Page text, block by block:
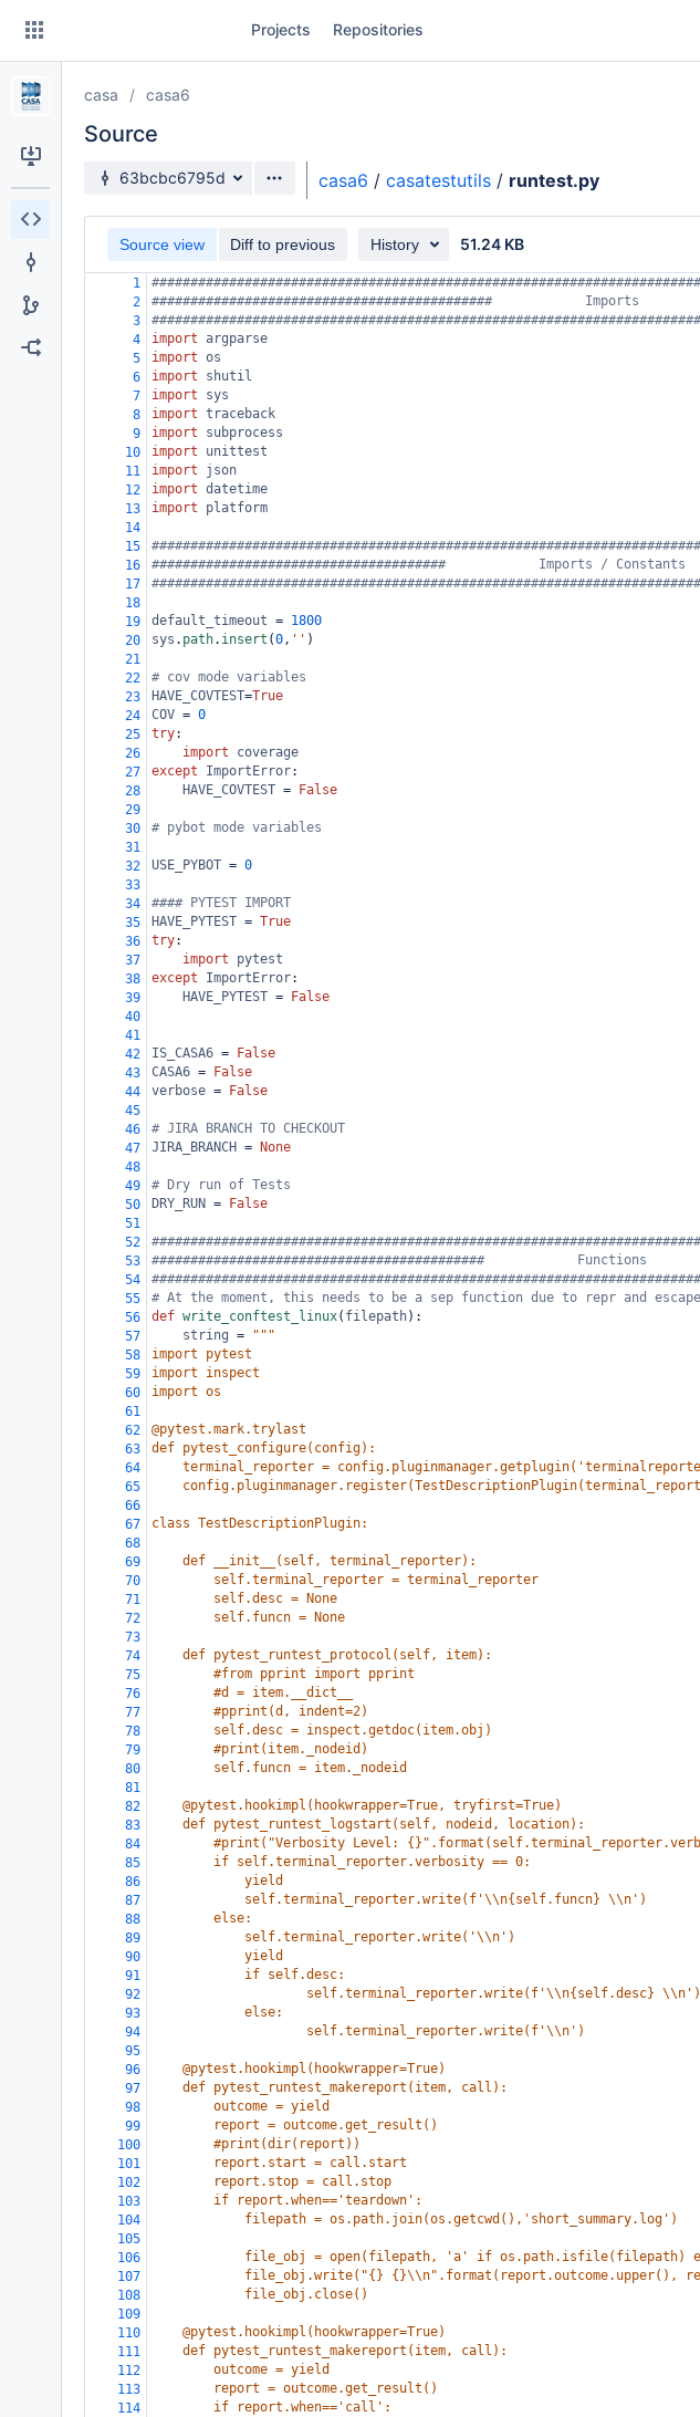
Skip
content
Projects Repositories
casa casa6
Source
Source branch
63bcbc6795d casa6 / casatestutils / runtest.py
Source view Diff to previous History 51.24 KB
1
2
############################################            Imports
3
4
import argparse
5
import os
6
import
shutil
7
import
sys
8
import traceback
9
import
subprocess
10
import
unittest
11
import
json
12
import datetime
13
import
platform
14
15
16
######################################            Imports / Constants
17
18
19
default_timeout = 1800
20
sys . path. insert (0, '' )
21
22
# cov mode variables
23
HAVE_COVTEST=True
24
COV = 0
25
try:
26
import
coverage
27
except ImportError:
28
HAVE_COVTEST =
False
29
30
# pybot mode variables
31
32
USE_PYBOT = 0
33
34
#### PYTEST IMPORT
35
HAVE_PYTEST = True
36
try:
37
import
pytest
38
except ImportError:
39
HAVE_PYTEST =
False
40
41
42
IS_CASA6 =
False
43
CASA6 =
False
44
verbose =
False
45
46
# JIRA BRANCH TO CHECKOUT
47
JIRA_BRANCH =
None
48
49
# Dry run of Tests
50
DRY_RUN =
False
51
52
53
###########################################            Functions
54
55
# At the moment, this needs to be a sep function due to repr and
56
def write_conftest_linux( filepath):
57
string =
"""
58
import pytest
59
import inspect
60
import os
61
62
@pytest.mark.trylast
63
def pytest_configure(config):
64
terminal_reporter =
65
66
67
class TestDescriptionPlugin:
68
69
    def __init__(self, terminal_reporter):
70
        self.terminal_reporter = terminal_reporter
71
        self.desc = None
72
        self.funcn = None
73
74
    def pytest_runtest_protocol(self, item):
75
        #from pprint import pprint
76
        #d = item.__dict__
77
        #pprint(d, indent=2)
78
        self.desc = inspect.getdoc(item.obj)
79
        #print(item._nodeid)
80
        self.funcn = item._nodeid
81
82
    @pytest.hookimpl(hookwrapper=True, tryfirst=True)
83
    def pytest_runtest_logstart(self, nodeid, location):
84
#print("Verbosity Level:
85
        if self.terminal_reporter.verbosity == 0:
86
            yield
87
            self.terminal_reporter.write(f'\\n{self.funcn} \\n')
88
        else:
89
            self.terminal_reporter.write('\\n')
90
            yield
91
            if self.desc:
92
                    self.terminal_reporter.write(f'\\n{self.desc} \\n')
93
            else:
94
                    self.terminal_reporter.write(f'\\n')
95
96
    @pytest.hookimpl(hookwrapper=True)
97
    def pytest_runtest_makereport(item, call):
98
        outcome = yield
99
        report = outcome.get_result()
100
        #print(dir(report))
101
        report.start = call.start
102
        report.stop = call.stop
103
        if report.when=='teardown':
104
            filepath = os.path.join(os.getcwd(),'short_summary.log')
105
106
file_obj = open(filepath, 'a' if os.path.isfile(filepath)
107
file_obj.write("{} {}\\n".format(report.outcome.upper(),
108
            file_obj.close()
109
110
    @pytest.hookimpl(hookwrapper=True)
111
    def pytest_runtest_makereport(item, call):
112
        outcome = yield
113
        report = outcome.get_result()
114
        if report.when=='call':